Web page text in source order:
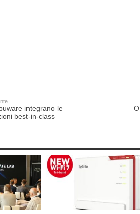
integrano le
best-in-class